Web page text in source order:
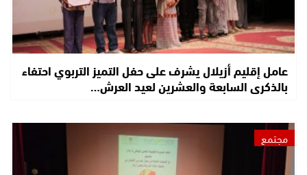
عامل إقليم أزيلال يشرف على حفل التميز التربوي احتفاء
بالذكرى السابعة والعشرين لعيد العرش…
مجتمع